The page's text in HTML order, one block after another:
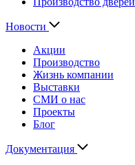
Новости
Акции
Производство
Жизнь компании
Выставки
СМИ о нас
Проекты
Блог
Документация